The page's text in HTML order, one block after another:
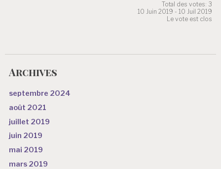
e
Total des votes: 3
10 Juin 2019 - 10 Juil 2019
Le vote est clos
Archives
septembre 2024
août 2021
juillet 2019
juin 2019
mai 2019
mars 2019